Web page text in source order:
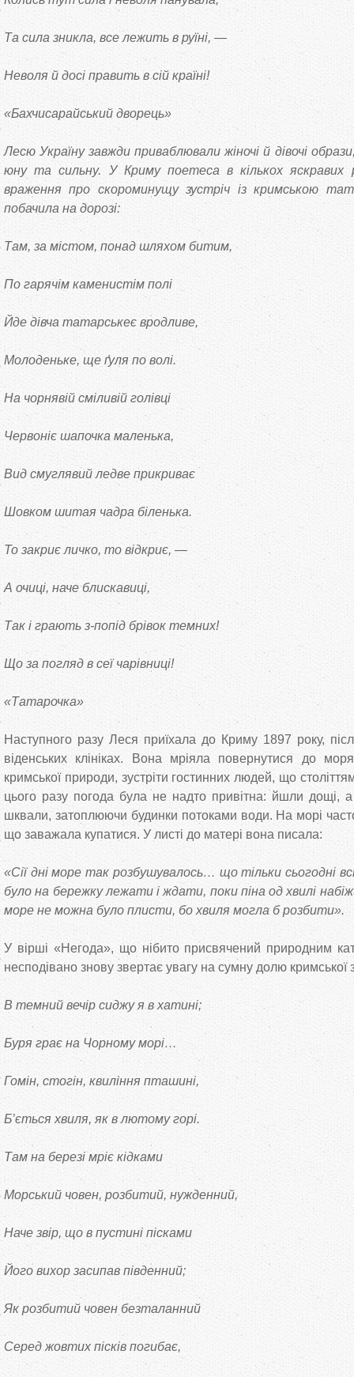
Та сила зникла, все лежить в руїні, —
Неволя й досі править в сій країні!
«Бахчисарайський дворець»
Лесю Україну завжди приваблювали жіночі й дівочі
юну та сильну. У Криму поетеса в кількох яскравих
враження про скороминущу зустріч із кримською
побачила на дорозі:
Там, за містом, понад шляхом битим,
По гарячім каменистім полі
Йде дівча татарськеє вродливе,
Молоденьке, ще ґуля по волі.
На чорнявій сміливій голівці
Червоніє шапочка маленька,
Вид смуглявий ледве прикриває
Шовком шитая чадра біленька.
То закриє личко, то відкриє, —
А очиці, наче блискавиці,
Так і грають з-попід брівок темних!
Що за погляд в сеї чарівниці!
«Татарочка»
Наступного разу Леся приїхала до Криму 1897 року,
віденських клініках. Вона мріяла повернутися до
кримської природи, зустріти гостинних людей, що
цього разу погода була не надто привітна: йшли дощі, а
шквали, затоплюючи будинки потоками води. На морі
що заважала купатися. У листі до матері вона писала:
«Сії дні море так розбушувалось… що тільки сьогодні
було на бережку лежати і ждати, поки піна од хвилі
море не можна було плисти, бо хвиля могла б розбити».
У вірші «Негода», що нібито присвячений природним
несподівано знову звертає увагу на сумну долю кримської
В темний вечір сиджу я в хатині;
Буря грає на Чорному морі…
Гомін, стогін, квиління пташині,
Б’ється хвиля, як в лютому горі.
Там на березі мріє кідками
Морський човен, розбитий, нужденний,
Наче звір, що в пустині пісками
Його вихор засипав південний;
Як розбитий човен безталанний
Серед жовтих пісків погибає,